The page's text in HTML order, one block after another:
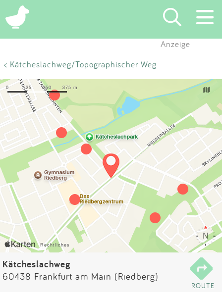
×
Suchen
Eintragen
App
Blog
Partner
Kontakt
Impressum
Anzeige
< Kätcheslachweg/Topographischer Weg
Kätcheslachweg
60438 Frankfurt am Main (Riedberg)
ROUTE